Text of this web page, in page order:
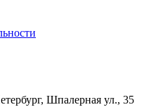
Шпалерная ул., 35